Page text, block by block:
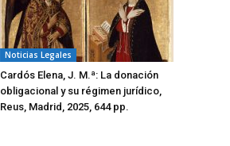
Noticias Legales
Cardós Elena, J. M.ª: La donación
obligacional y su régimen jurídico,
Reus, Madrid, 2025, 644 pp.